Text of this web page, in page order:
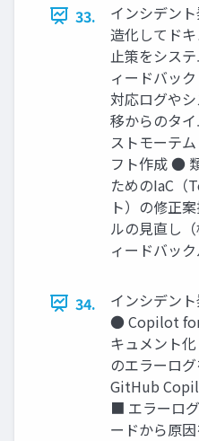
33.
インシデン
造化してド
止策をシス
ィードバッ
対応ログや
移からのタ
ストモーテ
フト作成 ●
ためのIaC（
ト）の修正
ルの見直し
ィードバッ
34.
インシデン
● Copilot
キュメント
のエラーロ
GitHub
■ エラーロ
ードから原